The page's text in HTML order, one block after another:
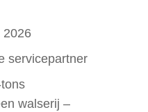
2026
servicepartner
walserij –